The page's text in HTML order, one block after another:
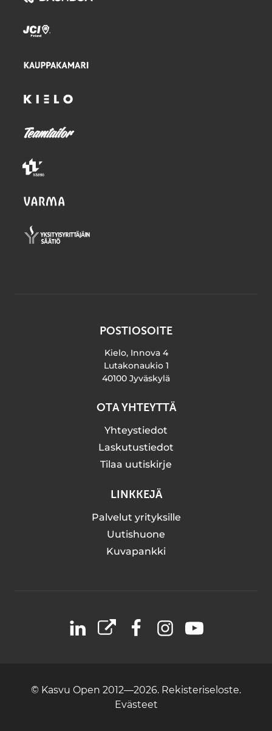
POSTIOSOITE
Kielo, Innova 4
Lutakonaukio 1
40100 Jyväskylä
OTA YHTEYTTÄ
Yhteystiedot
Laskutustiedot
Tilaa uutiskirje
LINKKEJÄ
Palvelut yrityksille
Uutishuone
Kuvapankki
LinkedIn
X FacebookInstagramYouTube
© Kasvu Open 2012—2026. Rekisteriseloste.
Evästeet